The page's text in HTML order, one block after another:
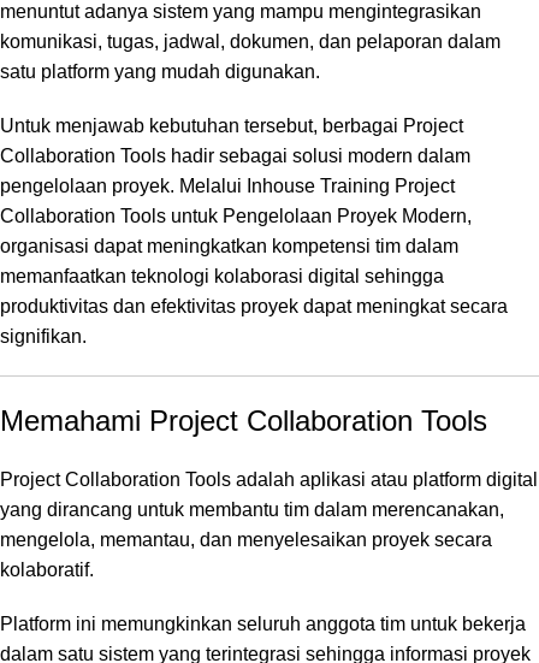
menuntut adanya sistem yang mampu mengintegrasikan
komunikasi, tugas, jadwal, dokumen, dan pelaporan dalam
satu platform yang mudah digunakan.
Untuk menjawab kebutuhan tersebut, berbagai Project
Collaboration Tools hadir sebagai solusi modern dalam
pengelolaan proyek. Melalui Inhouse Training Project
Collaboration Tools untuk Pengelolaan Proyek Modern,
organisasi dapat meningkatkan kompetensi tim dalam
memanfaatkan teknologi kolaborasi digital sehingga
produktivitas dan efektivitas proyek dapat meningkat secara
signifikan.
Memahami Project Collaboration Tools
Project Collaboration Tools adalah aplikasi atau platform digital
yang dirancang untuk membantu tim dalam merencanakan,
mengelola, memantau, dan menyelesaikan proyek secara
kolaboratif.
Platform ini memungkinkan seluruh anggota tim untuk bekerja
dalam satu sistem yang terintegrasi sehingga informasi proyek